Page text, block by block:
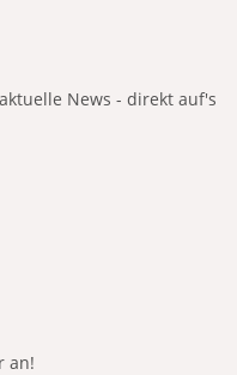
News - direkt auf's
an!